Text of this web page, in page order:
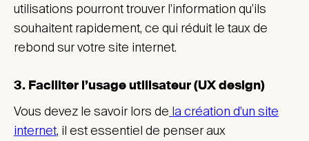
utilisations pourront trouver l’information qu’ils
souhaitent rapidement, ce qui réduit le taux de
rebond sur votre site internet.
3.Faciliter l’usageutilisateur (UX design)
Vous devez le savoir lors de la création d’un site
internet, il est essentiel de penser aux